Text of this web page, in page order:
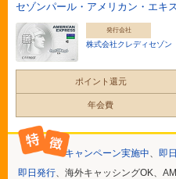
セゾンパール・アメリカン・エキ
発行会社
株式会社クレディセゾン
ポイント還元
年会費
キャンペーン実施中、 即
即日発行、海外キャッシングOK、